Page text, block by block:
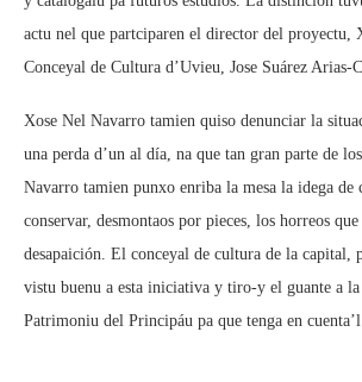
actu nel que partciparen el director del proyectu,
Conceyal de Cultura d’Uvieu, Jose Suárez Arias-
Xose Nel Navarro tamien quiso denunciar la
una perda d’un al día, na que tan gran parte de
Navarro tamien punxo enriba la mesa la idega de
conservar, desmontaos por pieces, los horreos
desapaición. El conceyal de cultura de la capital,
vistu buenu a esta iniciativa y tiro-y el guante a
Patrimoniu del Principáu pa que tenga en